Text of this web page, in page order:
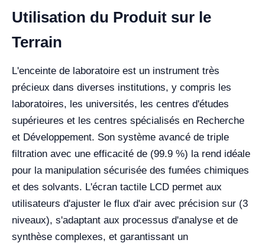
Utilisation du Produit sur le
Terrain
L'enceinte de laboratoire est un instrument très
précieux dans diverses institutions, y compris les
laboratoires, les universités, les centres d'études
supérieures et les centres spécialisés en Recherche
et Développement. Son système avancé de triple
filtration avec une efficacité de (99.9 %) la rend idéale
pour la manipulation sécurisée des fumées chimiques
et des solvants. L'écran tactile LCD permet aux
utilisateurs d'ajuster le flux d'air avec précision sur (3
niveaux), s'adaptant aux processus d'analyse et de
synthèse complexes, et garantissant un